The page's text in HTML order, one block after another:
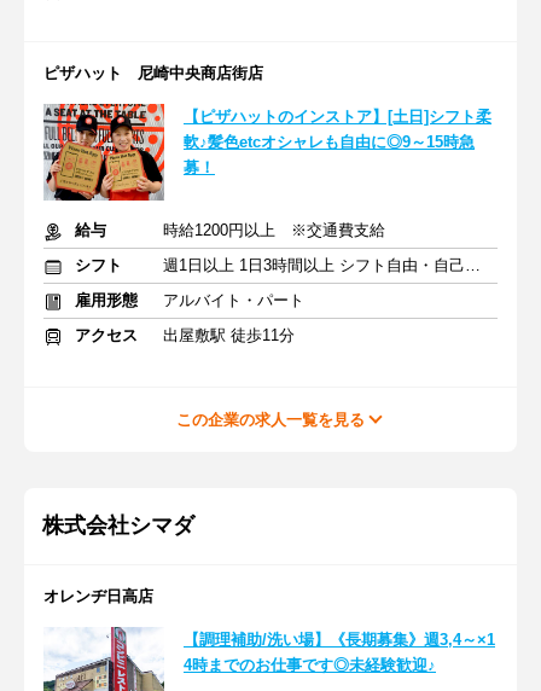
ピザハット 尼崎中央商店街店
【ピザハットのインストア】[土日]シフト柔
軟♪髪色etcオシャレも自由に◎9～15時急
募！
給与
時給1200円以上 ※交通費支給
シフト
週1日以上 1日3時間以上 シフト自由・自己申告
雇用形態
アルバイト・パート
アクセス
出屋敷駅 徒歩11分
この企業の求人一覧を見る
株式会社シマダ
オレンヂ日高店
【調理補助/洗い場】《長期募集》週3,4～×1
4時までのお仕事です◎未経験歓迎♪